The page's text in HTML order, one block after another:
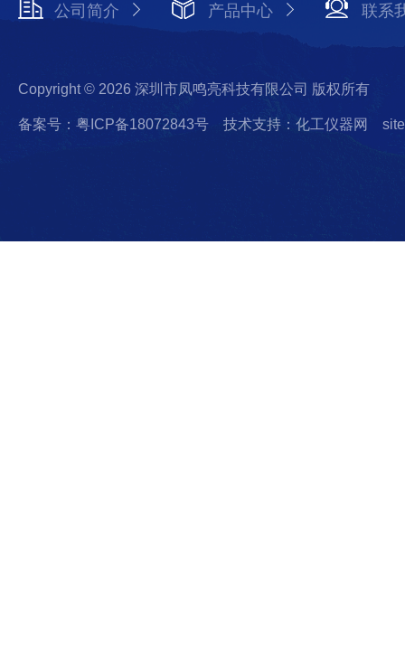
公司简介 产品中心 联系
Copyright © 2026 深圳市凤鸣亮科技有限公司 版权所有
备案号：粤ICP备18072843号 技术支持：化工仪器网